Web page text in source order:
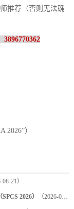
推荐（否则无法确
3896770362
2026”）
21）
2026） （2026-08-28）